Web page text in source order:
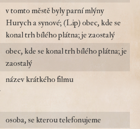
v tomto městě byly parní mlýny
Hurych a synové; (Lip) obec, kde se
konal trh bílého plátna; je zaostalý
obec, kde se konal trh bílého plátna; je
zaostalý
název krátkého filmu
osoba, se kterou telefonujeme